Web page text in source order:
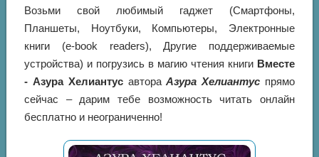
Возьми свой любимый гаджет (Смартфоны,
Планшеты, Ноутбуки, Компьютеры, Электронные
книги (e-book readers), Другие поддерживаемые
устройства) и погрузись в магию чтения книги Вместе
- Азура ХелиантусавтораАзура Хелиантуспрямо
сейчас – дарим тебе возможность читать онлайн
бесплатно и неограниченно!